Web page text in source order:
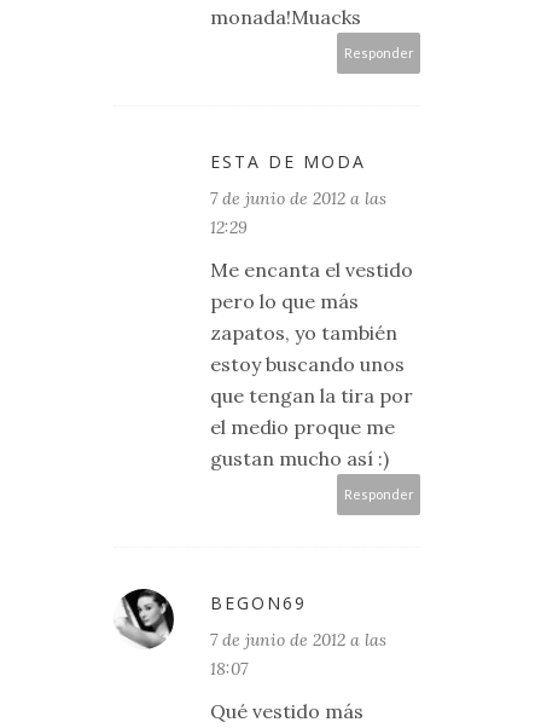
monada!Muacks
Responder
ESTA DE MODA
7 de junio de 2012 a las
12:29
Me encanta el vestido
pero lo que más
zapatos, yo también
estoy buscando unos
que tengan la tira por
el medio proque me
gustan mucho así :)
Responder
BEGON69
7 de junio de 2012 a las
18:07
Qué vestido más